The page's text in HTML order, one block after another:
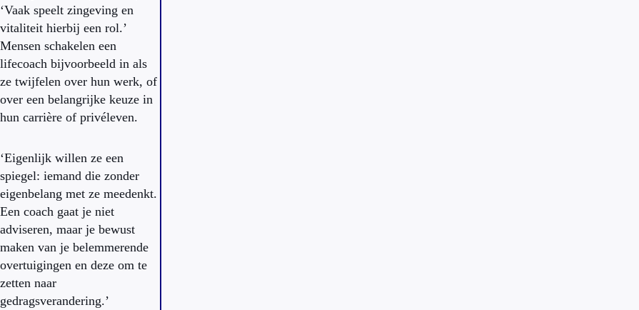
‘Vaak speelt zingeving en
vitaliteit hierbij een rol.’
Mensen schakelen een
lifecoach bijvoorbeeld in als
ze twijfelen over hun werk, of
over een belangrijke keuze in
hun carrière of privéleven.
‘Eigenlijk willen ze een
spiegel: iemand die zonder
eigenbelang met ze meedenkt.
Een coach gaat je niet
adviseren, maar je bewust
maken van je belemmerende
overtuigingen en deze om te
zetten naar
gedragsverandering.’